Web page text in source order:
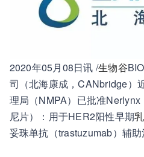
2020年05月08日讯 /生物谷
司（北海康成，CANbridge）
理局（NMPA）已批准
尼片）：用于HER2阳性早期
妥珠单抗（trastuzumab）辅助